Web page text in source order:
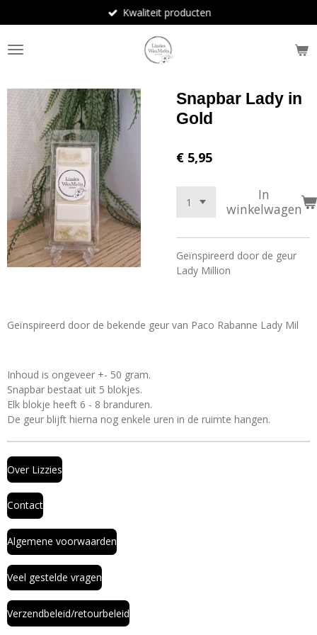
direct
naar
de
Kwaliteit producten
Snapbar Lady in
Gold
€ 5,95
In
winkelwagen
Geïnspireerd door de geur
Lady Million
Geïnspireerd door de bekende geur van Paco Rabanne Lady Mil
Inhoud is ongeveer +- 50 gram.
Snapbar bestaat uit 5 blokjes.
Elk blokje heeft 6 - 8 branduren.
De geur blijft hierna nog enkele uren in de ruimte hangen.
Over Lizzies
Contact
Algemene voorwaarden
Veel gestelde vragen
Verzendbeleid/retourbeleid